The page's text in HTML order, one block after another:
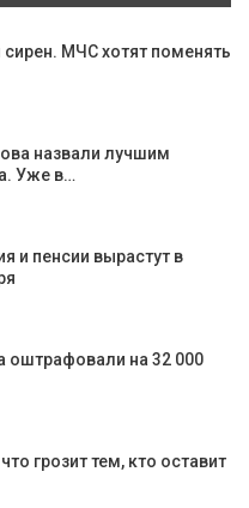
МЧС хотят поменять
назвали лучшим
Уже в…
и пенсии вырастут в
оштрафовали на 32 000
грозит тем, кто оставит